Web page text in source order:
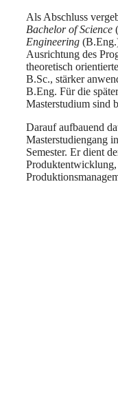
Als Abschluss
Bachelor of Science
Engineering
Ausrichtung des
theoretisch
B.Sc., stärker
B.Eng. Für die
Masterstudium sind
Darauf aufbauend
Masterstudiengang
Semester. Er dient
Produktentwicklung,